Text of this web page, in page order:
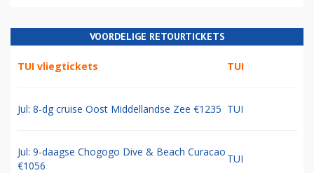
VOORDELIGE RETOURTICKETS
TUI vliegtickets TUI
Jul: 8-dg cruise Oost Middellandse Zee €1235 TUI
Jul: 9-daagse Chogogo Dive & Beach Curacao
€1056
TUI